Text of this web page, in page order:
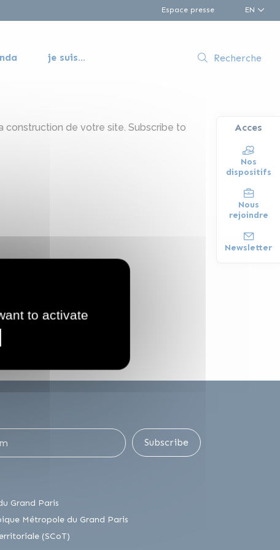
Espace presse EN
je suis... Recherche
Acces
Nos
dispositifs
Nous
rejoindre
Newsletter
construction de votre site. Subscribe to
Subscribe
Grand Paris
Métropole du Grand Paris
(SCoT)
to activate